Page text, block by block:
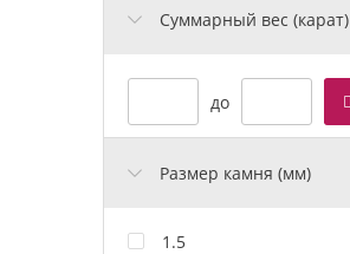
Cуммарный вес (карат)
до
Размер камня (мм)
1.5